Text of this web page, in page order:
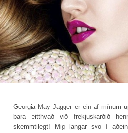
Georgia May Jagger er ein af mínum
bara eitthvað við frekjuskarðið
skemmtilegt! Mig langar svo í